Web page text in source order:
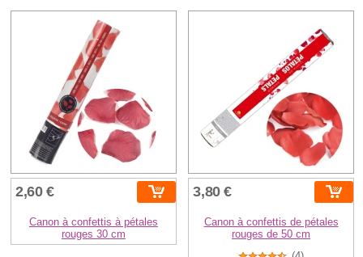
2,60 €
Canon à confettis à pétales
rouges 30 cm
3,80 €
Canon à confettis de pétales
rouges de 50 cm